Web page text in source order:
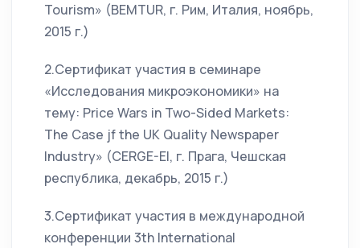
Tourism» (BEMTUR, г. Рим, Италия, ноябрь,
2015 г.)
2.Сертификат участия в семинаре
«Исследования микроэкономики» на
тему: Price Wars in Two-Sided Markets:
The Case jf the UK Quality Newspaper
Industry» (CERGE-EI, г. Прага, Чешская
республика, декабрь, 2015 г.)
3.Сертификат участия в международной
конференции 3th International